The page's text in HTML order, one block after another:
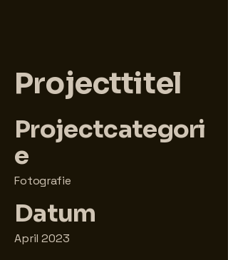
Projecttitel
Projectcategori
e
Fotografie
Datum
April 2023